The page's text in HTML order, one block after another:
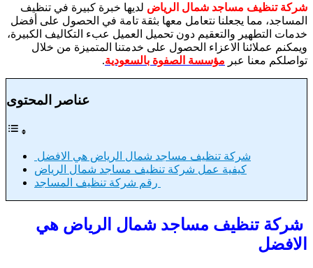
شركة تنظيف مساجد شمال الرياض لديها خبرة كبيرة في تنظيف
المساجد، مما يجعلنا نتعامل معها بثقة تامة في الحصول على أفضل
خدمات التطهير والتعقيم دون تحميل العميل عبء التكاليف الكبيرة،
ويمكنم عملائنا الاعزاء الحصول على خدمتنا المتميزة من خلال
تواصلكم معنا عبر مؤسسة الصفوة بالسعودية.
عناصر المحتوى
شركة تنظيف مساجد شمال الرياض هي الافضل
كيفية عمل شركة تنظيف مساجد شمال الرياض
شركة تنظيف مساجد شمال الرياض هي
الافضل